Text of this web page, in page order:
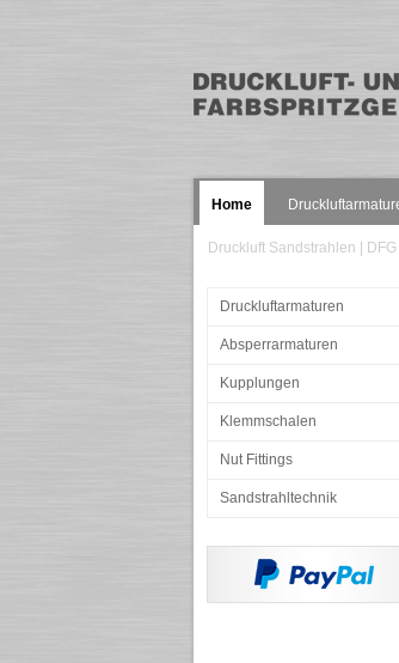
Home
Druckluft Sandstrahlen |
Druckluftarmaturen
Absperrarmaturen
Kupplungen
Klemmschalen
Nut Fittings
Sandstrahltechnik